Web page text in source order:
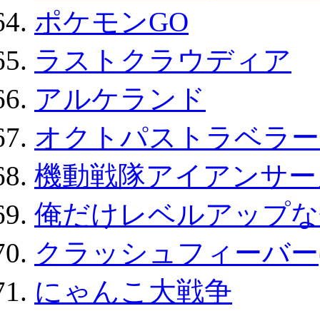
ポケモンGO
ラストクラウディア
アルケランド
オクトパストラベラ
機動戦隊アイアンサ
俺だけレベルアップ
クラッシュフィーバ
にゃんこ大戦争